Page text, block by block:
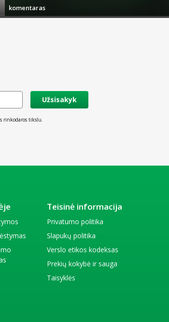
komentaras
Užsisakyk
rinkodaros tikslu.
Teisinė informacija
Privatumo politika
Slapukų politika
Verslo etikos kodeksas
Prekių kokybė ir sauga
Taisyklės